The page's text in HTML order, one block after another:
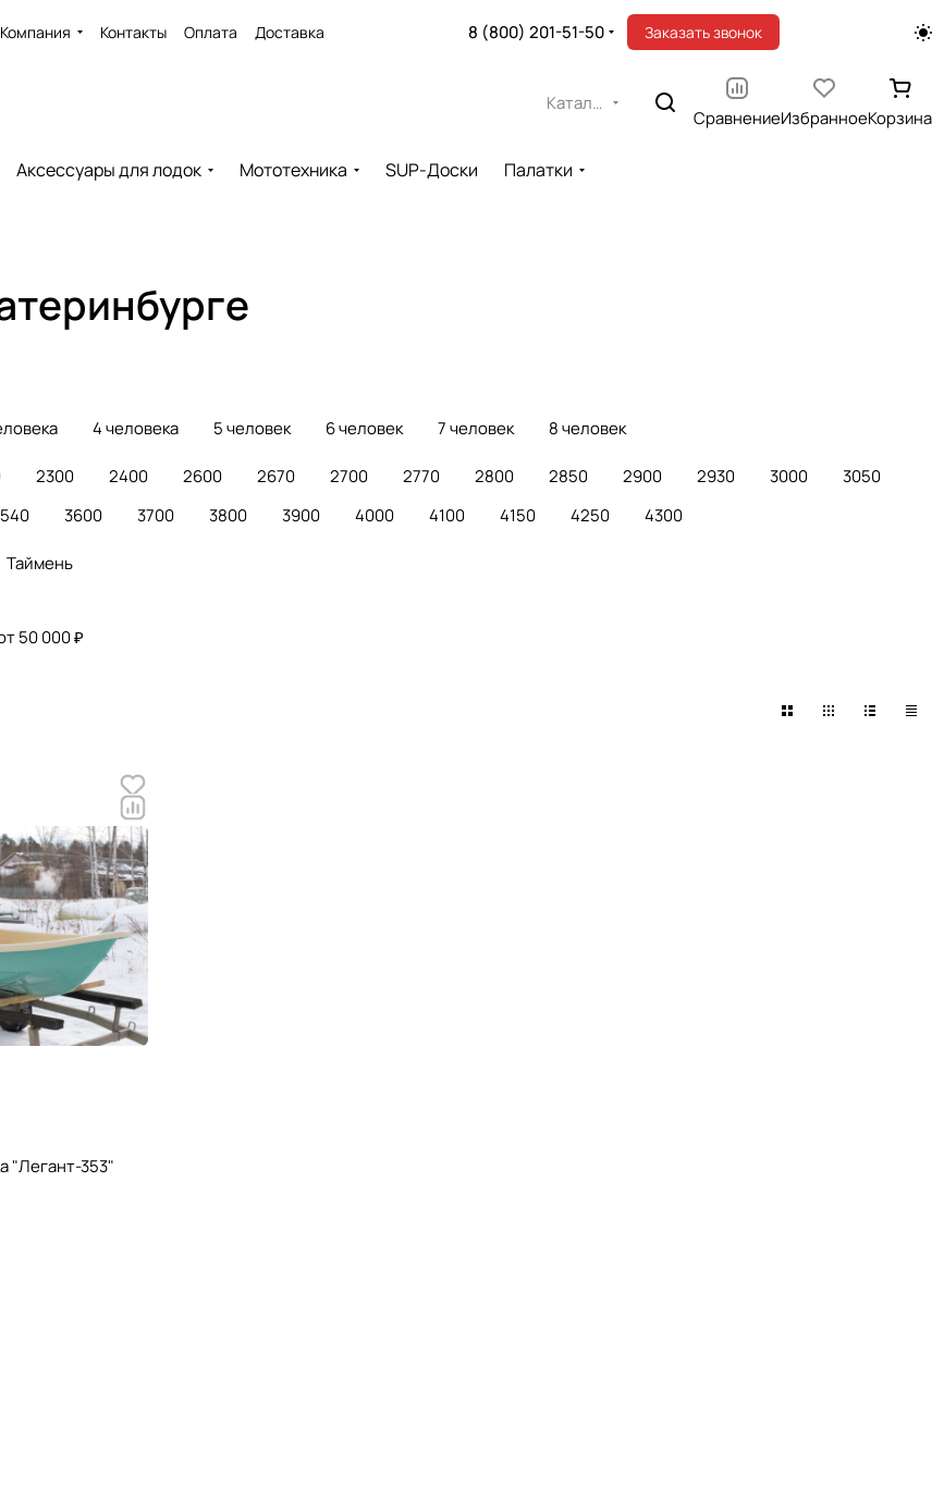
Компания Контакты Оплата Доставка 8 (800) 201-51-50 Заказать звонок
Каталог
СравнениеИзбранноеКорзина
Аксессуары для лодок Мототехника SUP-Доски Палатки
Лодки из алюминия
4 человека 5 человек 6 человек 7 человек 8 человек
2300 2400 2600 2670 2700 2770 2800 2850 2900 2930 3000
3050
3600 3700 3800 3900 4000 4100 4150 4250 4300
Таймень
50 000 ₽
"Легант-353"